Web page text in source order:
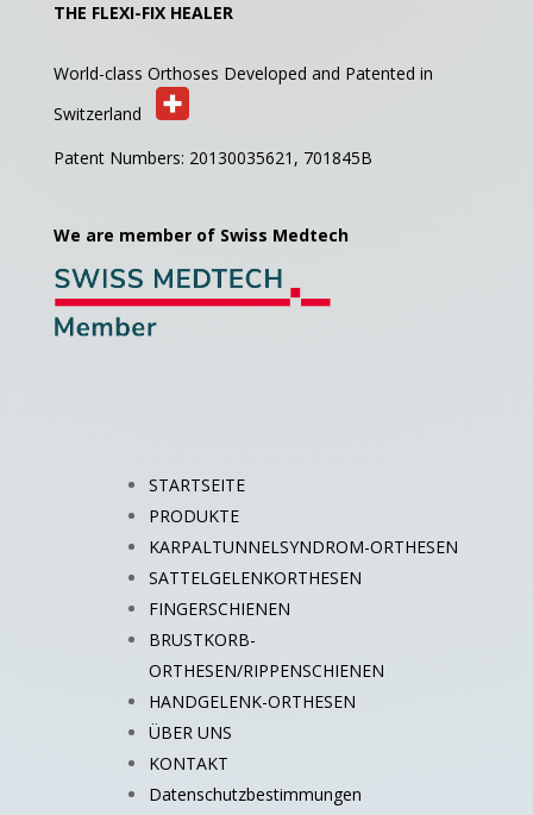
THE FLEXI-FIX HEALER
World-class Orthoses Developed and Patented in
Switzerland
Patent Numbers: 20130035621, 701845B
We are member of Swiss Medtech
STARTSEITE
PRODUKTE
KARPALTUNNELSYNDROM-ORTHESEN
SATTELGELENKORTHESEN
FINGERSCHIENEN
BRUSTKORB-
ORTHESEN/RIPPENSCHIENEN
HANDGELENK-ORTHESEN
ÜBER UNS
KONTAKT
Datenschutzbestimmungen